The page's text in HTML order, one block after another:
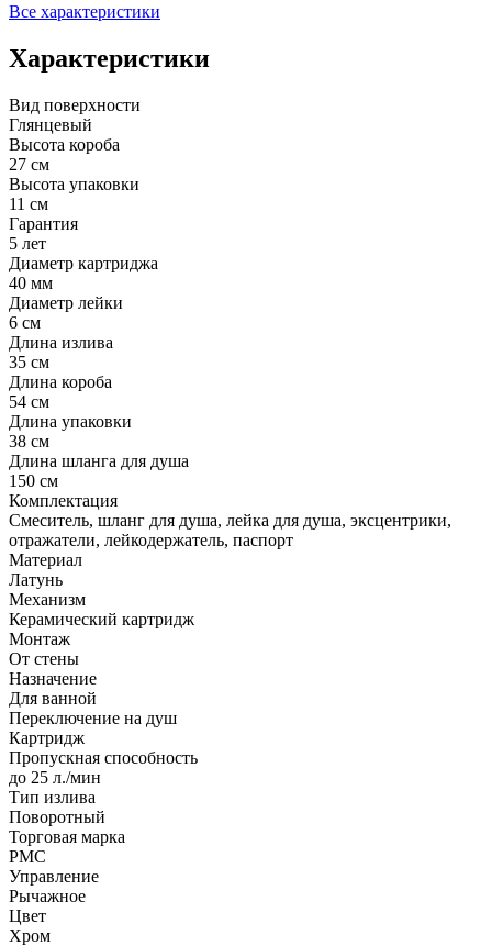
Все характеристики
Характеристики
Вид поверхности
Глянцевый
Высота короба
27 см
Высота упаковки
11 см
Гарантия
5 лет
Диаметр картриджа
40 мм
Диаметр лейки
6 см
Длина излива
35 см
Длина короба
54 см
Длина упаковки
38 см
Длина шланга для душа
150 см
Комплектация
Смеситель, шланг для душа, лейка для душа, эксцентрики,
отражатели, лейкодержатель, паспорт
Материал
Латунь
Механизм
Керамический картридж
Монтаж
От стены
Назначение
Для ванной
Переключение на душ
Картридж
Пропускная способность
до 25 л./мин
Тип излива
Поворотный
Торговая марка
РМС
Управление
Рычажное
Цвет
Хром